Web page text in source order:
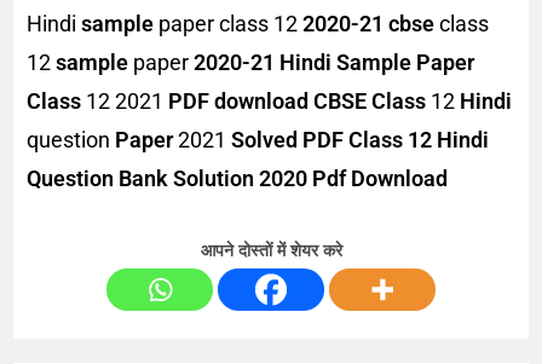
Hindisample paper class 122020-21cbseclass
12sample paper2020-21 Hindi Sample Paper
Class 12 2021 PDF downloadCBSE Class 12 Hindi
question Paper2021Solved PDF Class 12 Hindi
Question Bank Solution 2020 Pdf Download
आपने दोस्तों में शेयर करे